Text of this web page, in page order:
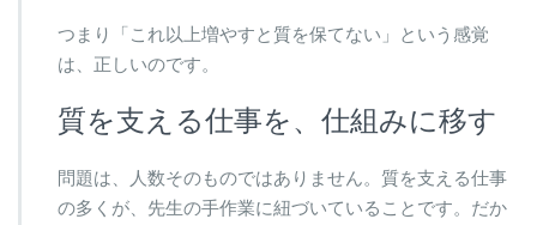
つまり「これ以上増やすと質を保てない」という感覚
は、正しいのです。
質を支える仕事を、仕組みに移す
問題は、人数そのものではありません。質を支える仕事
の多くが、先生の手作業に紐づいていることです。だか